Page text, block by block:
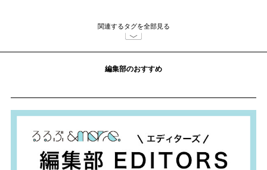
関連するタグを全部見る
編集部のおすすめ